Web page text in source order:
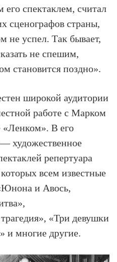
спектаклем, считал
сценографов страны,
не успел. Так бывает,
не спешим,
становится поздно».
широкой аудитории
работе с Марком
«Ленком». В его
художественное
репертуара
всем известные
и Авось,
«Три девушки
и многие другие.